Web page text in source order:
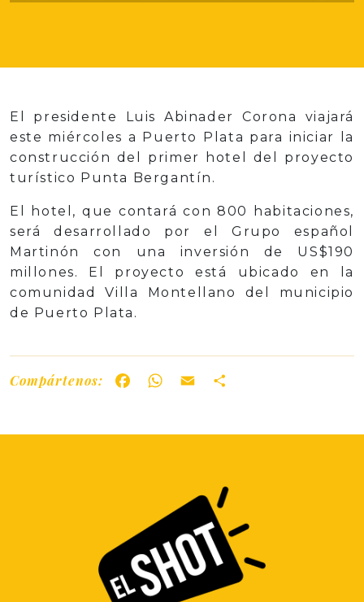
El presidente Luis Abinader Corona viajará
este miércoles a Puerto Plata para iniciar la
construcción del primer hotel del proyecto
turístico Punta Bergantín.
El hotel, que contará con 800 habitaciones,
será desarrollado por el Grupo español
Martinón con una inversión de US$190
millones. El proyecto está ubicado en la
comunidad Villa Montellano del municipio
de Puerto Plata.
Compártenos: FacebookWhatsApp
Email